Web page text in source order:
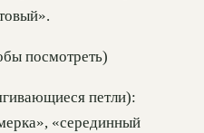
посмотреть)
петли):
«серединный